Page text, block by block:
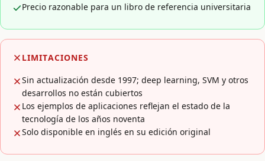
Precio razonable para un libro de referencia universitaria
LIMITACIONES
Sin actualización desde 1997; deep learning, SVM y otros
desarrollos no están cubiertos
Los ejemplos de aplicaciones reflejan el estado de la
tecnología de los años noventa
Solo disponible en inglés en su edición original